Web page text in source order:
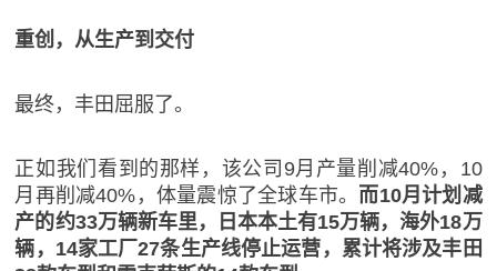
重创，从生产到交付
最终，丰田屈服了。
正如我们看到的那样，该公司9月产量削减40%，10
月再削减40%，体量震惊了全球车市。 而10月计划减
产的约33万辆新车里，日本本土有15万辆，海外18万
辆，14家工厂27条生产线停止运营，累计将涉及丰田